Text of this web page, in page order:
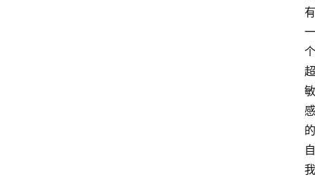
有
一
个
超
敏
感
的
自
我